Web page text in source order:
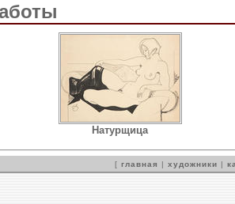
Натурщица
[ главная | художники |